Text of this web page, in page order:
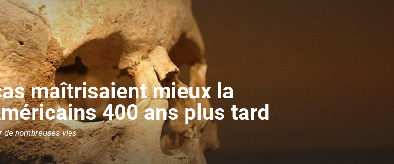
maîtrisaient mieux la
400 ans plus tard
de nombreuses vies